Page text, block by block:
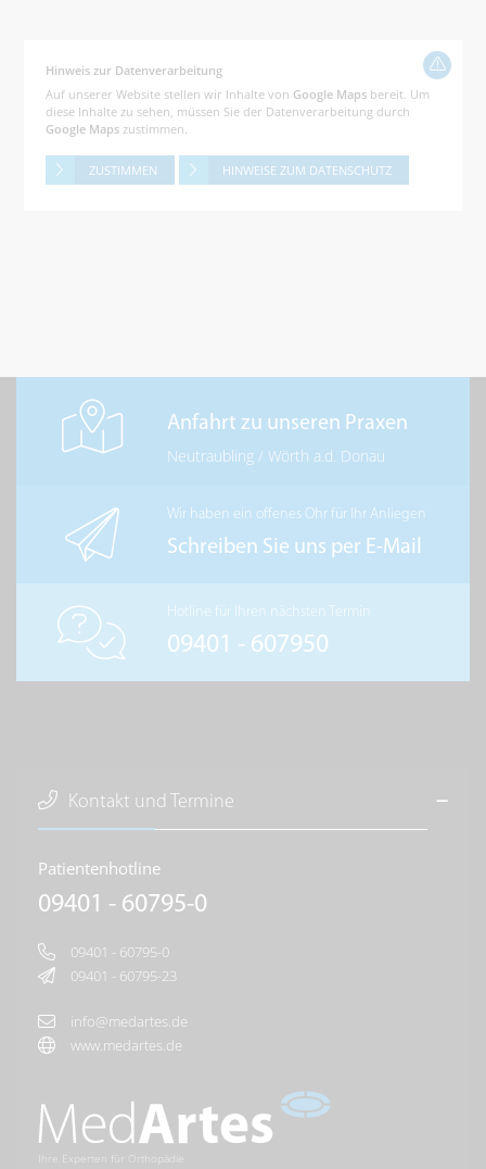
Hinweis zur Datenverarbeitung
Auf unserer Website stellen wir Inhalte von Google Maps bereit. Um
diese Inhalte zu sehen, müssen Sie der Datenverarbeitung durch
Google Maps zustimmen.
ZUSTIMMEN HINWEISE ZUM DATENSCHUTZ
Anfahrt zu unseren Praxen
Neutraubling /Wörth a.d. Donau
Wir haben ein offenes Ohr für Ihr Anliegen
Schreiben Sie uns per E-Mail
Hotline für Ihren nächsten Termin
09401 - 607950
Kontakt und Termine
Patientenhotline
09401 - 60795-0
09401 - 60795-0
09401 - 60795-23
info@medartes.de
www.medartes.de
Ihre Experten für Orthopädie